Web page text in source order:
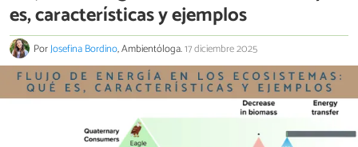
es, características y ejemplos
PorJosefina Bordino, Ambientóloga.17 diciembre 2025